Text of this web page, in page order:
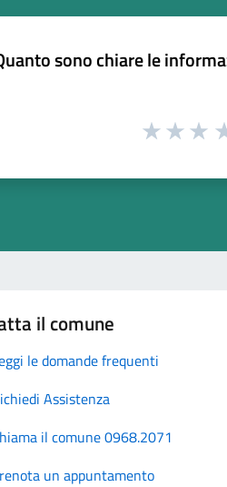
sono chiare le
il comune
le domande frequenti
Assistenza
il comune 0968.2071
un appuntamento